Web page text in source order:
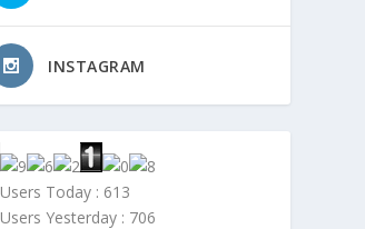
INSTAGRAM
Users Today : 613
Users Yesterday : 706